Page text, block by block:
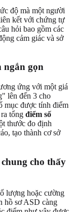
độ mà một người
kết với chứng tự
hỏi bao gồm các
cảm giác và sở
ngắn gọn
ứng với một giá
lên đến 3 cho
mục được tính điểm
tổng điểm số
thước đo định
tạo thành cơ sở
cho thấy
lượng hoặc cường
hồ sơ ASD càng